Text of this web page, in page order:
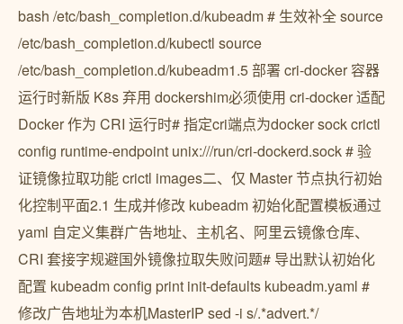
bash /etc/bash_completion.d/kubeadm # 生效补全 source
/etc/bash_completion.d/kubectl source
/etc/bash_completion.d/kubeadm1.5 部署 cri-docker 容器
运行时新版 K8s 弃用 dockershim必须使用 cri-docker 适配
Docker 作为 CRI 运行时# 指定cri端点为docker sock crictl
config runtime-endpoint unix:///run/cri-dockerd.sock # 验
证镜像拉取功能 crictl images二、仅 Master 节点执行初始
化控制平面2.1 生成并修改 kubeadm 初始化配置模板通过
yaml 自定义集群广告地址、主机名、阿里云镜像仓库、
CRI 套接字规避国外镜像拉取失败问题# 导出默认初始化
配置 kubeadm config print init-defaults kubeadm.yaml #
修改广告地址为本机MasterIP sed -i s/.*advert.*/